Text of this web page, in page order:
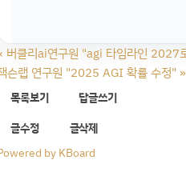
버클리ai연구원 "agi 타임라인 2027
슨랩 연구원 "2025 AGI 확률 수정" »
목록보기
답글쓰기
글수정
글삭제
by KBoard